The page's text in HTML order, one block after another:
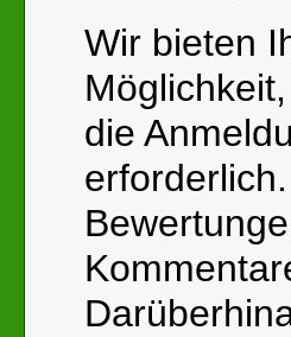
Wir bieten
die